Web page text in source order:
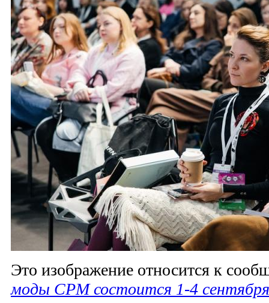
Это изображение относится к
моды CPM состоится 1-4